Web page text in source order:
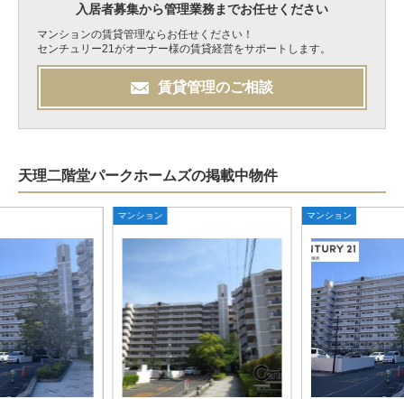
入居者募集から管理業務までお任せください
マンションの賃貸管理ならお任せください！
センチュリー21がオーナー様の賃貸経営をサポートします。
賃貸管理のご相談
天理二階堂パークホームズの掲載中物件
マンション マンション